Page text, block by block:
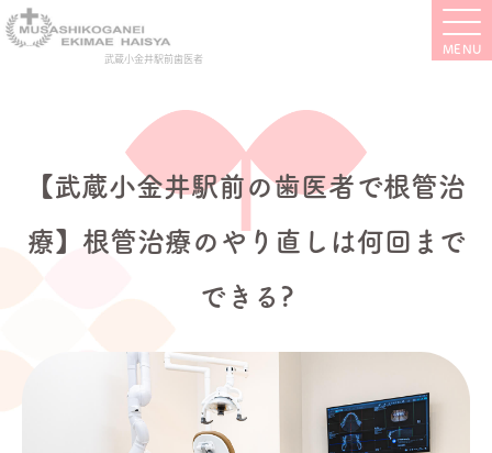
武蔵小金井駅前歯医者
【武蔵小金井駅前の歯医者で根管治
療】根管治療のやり直しは何回まで
できる?